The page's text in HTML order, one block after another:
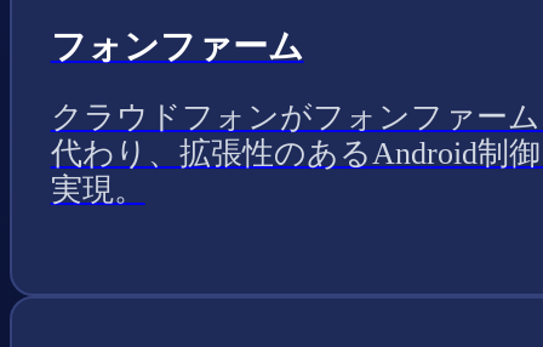
フォンファーム
クラウドフォンがフォンファー
代わり、拡張性のあるAndroid制
実現。